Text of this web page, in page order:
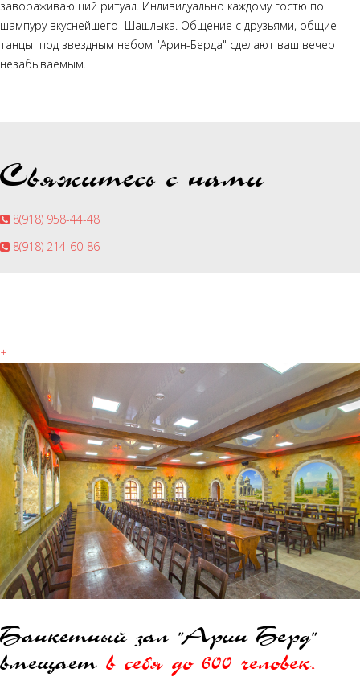
завораживающий ритуал. Индивидуально каждому гостю по
шампуру вкуснейшего Шашлыка. Общение с друзьями, общие
танцы под звездным небом "Арин-Берда" сделают ваш вечер
незабываемым.
Свяжитесь с нами
8(918) 958-44-48
8(918) 214-60-86
+
Банкетный зал "Арин-Берд"
вмещает в себя до 600 человек.